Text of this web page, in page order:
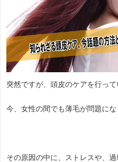
突然ですが、頭皮のケアを行っ
今、女性の間でも薄毛が問題にな
その原因の中に、ストレスや、